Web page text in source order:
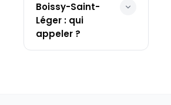
Boissy-Saint-
Léger : qui
appeler ?